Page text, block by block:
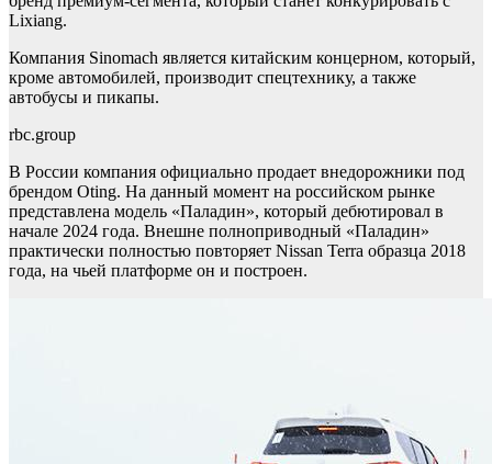
Lixiang.
Компания Sinomach является китайским концерном, который,
кроме автомобилей, производит спецтехнику, а также
автобусы и пикапы.
rbc.group
В России компания официально продает внедорожники под
брендом Oting. На данный момент на российском рынке
представлена модель «Паладин», который дебютировал в
начале 2024 года. Внешне полноприводный «Паладин»
практически полностью повторяет Nissan Terra образца 2018
года, на чьей платформе он и построен.